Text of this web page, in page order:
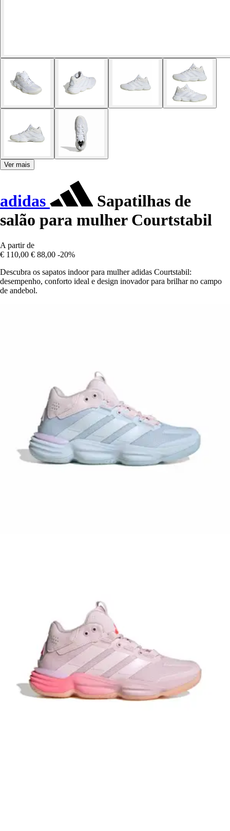
Ver mais
adidas
Sapatilhas de
salão para mulher Courtstabil
A partir de
€ 110,00 € 88,00 -20%
Descubra os sapatos indoor para mulher adidas Courtstabil:
desempenho, conforto ideal e design inovador para brilhar no campo
de andebol.